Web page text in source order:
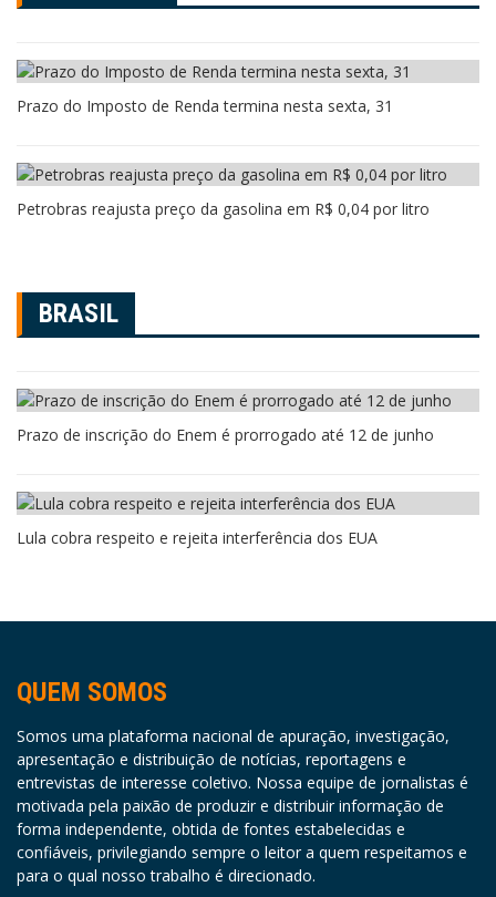
Prazo do Imposto de Renda termina nesta sexta, 31
Petrobras reajusta preço da gasolina em R$ 0,04 por litro
BRASIL
Prazo de inscrição do Enem é prorrogado até 12 de junho
Lula cobra respeito e rejeita interferência dos EUA
QUEM SOMOS
Somos uma plataforma nacional de apuração, investigação,
apresentação e distribuição de notícias, reportagens e
entrevistas de interesse coletivo. Nossa equipe de jornalistas é
motivada pela paixão de produzir e distribuir informação de
forma independente, obtida de fontes estabelecidas e
confiáveis, privilegiando sempre o leitor a quem respeitamos e
para o qual nosso trabalho é direcionado.